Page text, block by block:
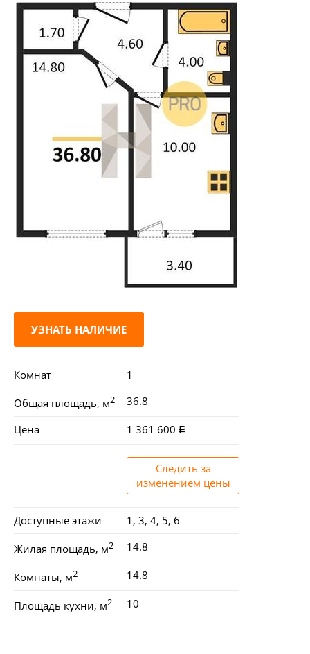
УЗНАТЬ НАЛИЧИЕ
Комнат 1
Общая площадь, м2 36.8
Цена 1 361 600
Следить за
изменением цены
Доступные этажи 1, 3, 4, 5, 6
Жилая площадь, м2 14.8
Комнаты, м2 14.8
Площадь кухни, м2 10